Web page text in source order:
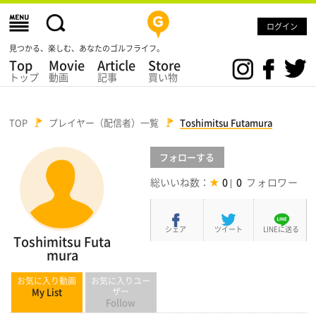
ログイン
見つかる、楽しむ、あなたのゴルフライフ。
Top
トップ
Movie
動画
Article
記事
Store
買い物
TOP プレイヤー（配信者）一覧 Toshimitsu Futamura
Toshimitsu Futa
mura
フォローする
総いいね数： 0 0
シェア ツイート LINEに送る
お気に入り動画
My List
お気に入りユー
ザー
Follow